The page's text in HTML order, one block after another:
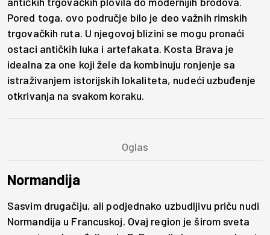
Pored toga, ovo područje bilo je deo važnih rimskih
trgovačkih ruta. U njegovoj blizini se mogu pronaći
ostaci antičkih luka i artefakata. Kosta Brava je
idealna za one koji žele da kombinuju ronjenje sa
istraživanjem istorijskih lokaliteta, nudeći uzbuđenje
otkrivanja na svakom koraku.
Normandija
Sasvim drugačiju, ali podjednako uzbudljivu priču nudi
Normandija u Francuskoj. Ovaj region je širom sveta